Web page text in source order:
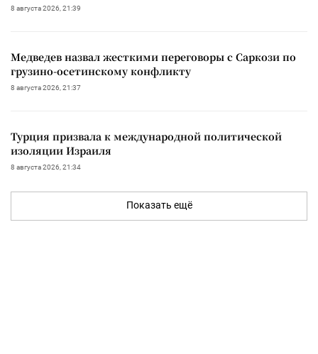
8 августа 2026, 21:39
Медведев назвал жесткими переговоры с Саркози по
грузино-осетинскому конфликту
8 августа 2026, 21:37
Турция призвала к международной политической
изоляции Израиля
8 августа 2026, 21:34
Показать ещё